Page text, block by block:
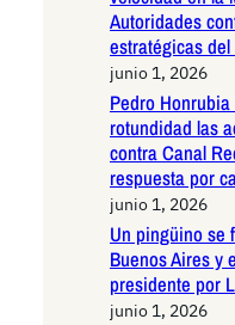
Autoridades
estratégicas
junio 1, 2026
Pedro
rotundidad las
contra Canal
respuesta por
junio 1, 2026
Un pingüino se
Buenos Aires y
presidente por
junio 1, 2026